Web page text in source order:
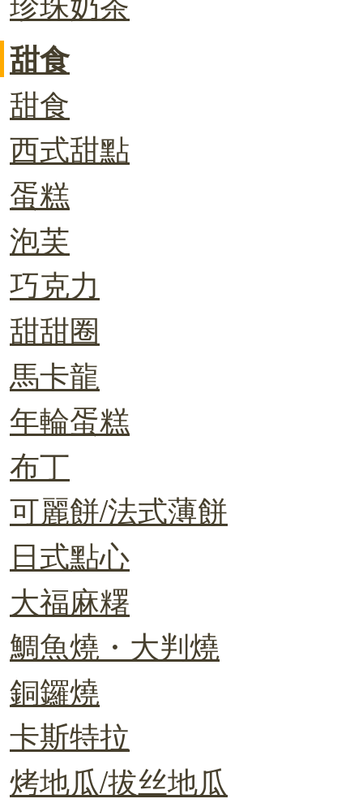
甜食
甜食
西式甜點
蛋糕
泡芙
巧克力
甜甜圈
馬卡龍
年輪蛋糕
布丁
可麗餅/法式薄餅
日式點心
大福麻糬
鯛魚燒・大判燒
銅鑼燒
卡斯特拉
烤地瓜/拔丝地瓜